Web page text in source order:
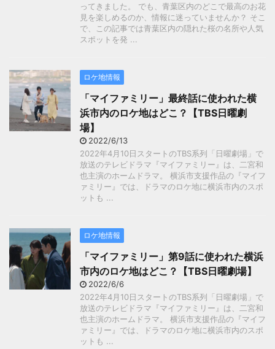
ってきました。 でも、青葉区内のどこで最高のお花
見を楽しめるのか、情報に迷っていませんか？ そこ
で、この記事では青葉区内の隠れた桜の名所や人気
スポットを発 ...
ロケ地情報
「マイファミリー」最終話に使われた横
浜市内のロケ地はどこ？【TBS日曜劇
場】
2022/6/13
2022年4月10日スタートのTBS系列「日曜劇場」で
放送のテレビドラマ『マイファミリー』は、二宮和
也主演のホームドラマ。 横浜市支援作品の『マイフ
ァミリー』では、ドラマのロケ地に横浜市内のスポ
ットも ...
ロケ地情報
「マイファミリー」第9話に使われた横浜
市内のロケ地はどこ？【TBS日曜劇場】
2022/6/6
2022年4月10日スタートのTBS系列「日曜劇場」で
放送のテレビドラマ『マイファミリー』は、二宮和
也主演のホームドラマ。 横浜市支援作品の『マイフ
ァミリー』では、ドラマのロケ地に横浜市内のスポ
ットも ...